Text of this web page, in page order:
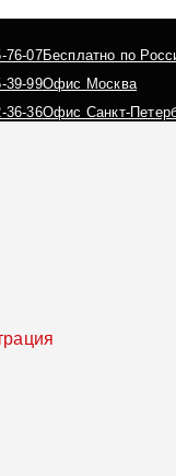
76-07Бесплатно по
39-99Офис Москва
36-36Офис Санкт-